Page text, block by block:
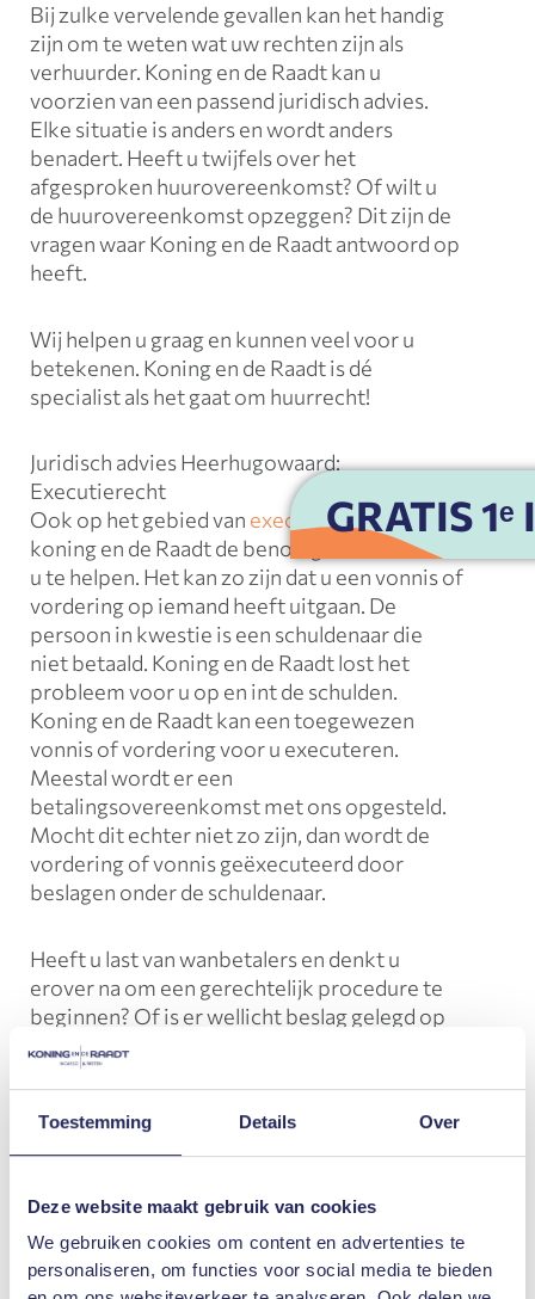
Toestemming Details Over
Deze website maakt gebruik van cookies
We gebruiken cookies om content en advertenties te
personaliseren, om functies voor social media te bieden
GRATIS
Bij zulke vervelende gevallen kan het handig
zijn om te weten wat uw rechten zijn als
verhuurder. Koning en de Raadt kan u
voorzien van een passend juridisch advies.
Elke situatie is anders en wordt anders
benadert. Heeft u twijfels over het
afgesproken huurovereenkomst? Of wilt u
de huurovereenkomst opzeggen? Dit zijn de
vragen waar Koning en de Raadt antwoord op
heeft.
Wij helpen u graag en kunnen veel voor u
betekenen. Koning en de Raadt is dé
specialist als het gaat om huurrecht!
Juridisch advies Heerhugowaard:
Executierecht
Ook op het gebied van executierecht bezit
koning en de Raadt de benodigde kennis om
u te helpen. Het kan zo zijn dat u een vonnis of
vordering op iemand heeft uitgaan. De
persoon in kwestie is een schuldenaar die
niet betaald. Koning en de Raadt lost het
probleem voor u op en int de schulden.
Koning en de Raadt kan een toegewezen
vonnis of vordering voor u executeren.
Meestal wordt er een
betalingsovereenkomst met ons opgesteld.
Mocht dit echter niet zo zijn, dan wordt de
vordering of vonnis geëxecuteerd door
beslagen onder de schuldenaar.
Heeft u last van wanbetalers en denkt u
erover na om een gerechtelijk procedure te
beginnen? Of is er wellicht beslag gelegd op
uw activa? Koning en de Raadt in
Heerhugowaard voorziet u van de
Ondernemingsrecht
Kent of bent u een ondernemer in
nood?Ondernemingsrechtkan erg
gecompliceerd zijn. Vragen of problemen